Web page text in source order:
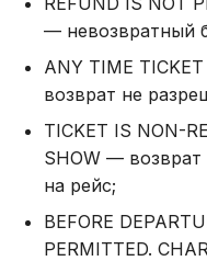
— невозвратный
ANY TIME
возврат не
TICKET IS NON-
SHOW — возврат
на рейс;
BEFORE
PERMITTED.